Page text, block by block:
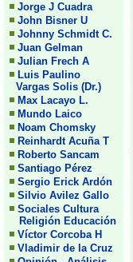
Jorge J Cuadra
John Bisner U
Johnny Schmidt C.
Juan Gelman
Julian Frech A
Luis Paulino
Vargas Solis (Dr.)
Max Lacayo L.
Mundo Laico
Noam Chomsky
Reinhardt Acuña T
Roberto Sancam
Santiago Pérez
Sergio Erick Ardón
Silvio Avilez Gallo
Sociales Cultura
Religión Educación
Víctor Corcoba H
Vladimir de la Cruz